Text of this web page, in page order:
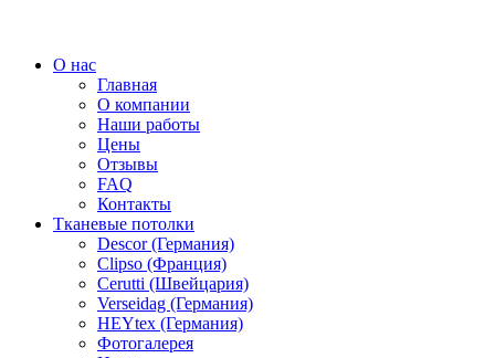
О нас
Главная
О компании
Наши работы
Цены
Отзывы
FAQ
Контакты
Тканевые потолки
Descor (Германия)
Clipso (Франция)
Cerutti (Швейцария)
Verseidag (Германия)
HEYtex (Германия)
Фотогалерея